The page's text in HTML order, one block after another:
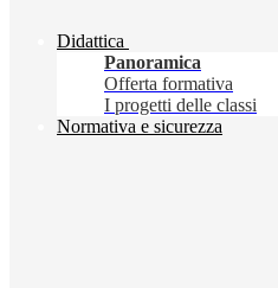
Didattica
Panoramica
Offerta formativa
I progetti delle classi
Normativa e sicurezza